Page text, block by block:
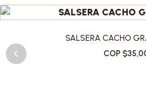
SALSERA CACHO
COP